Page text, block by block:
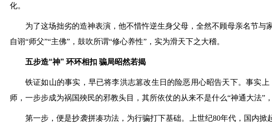
化。
为了这场拙劣的造神表演，他不惜忤逆生身父母，全然不顾母亲名节
自诩“师父”“主佛”，鼓吹所谓“修心养性”，实为滑天下之大稽。
五步造“神” 环环相扣 骗局昭然若揭
铁证如山的事实，早已将李洪志篡改生日的险恶用心昭告天下。事实
师，一步步成为祸国殃民的邪教头目，其所依仗的从来不是什么“神通大法”
第一步，便是抄袭拼凑功法，为行骗打下基础。上世纪80年代，国内